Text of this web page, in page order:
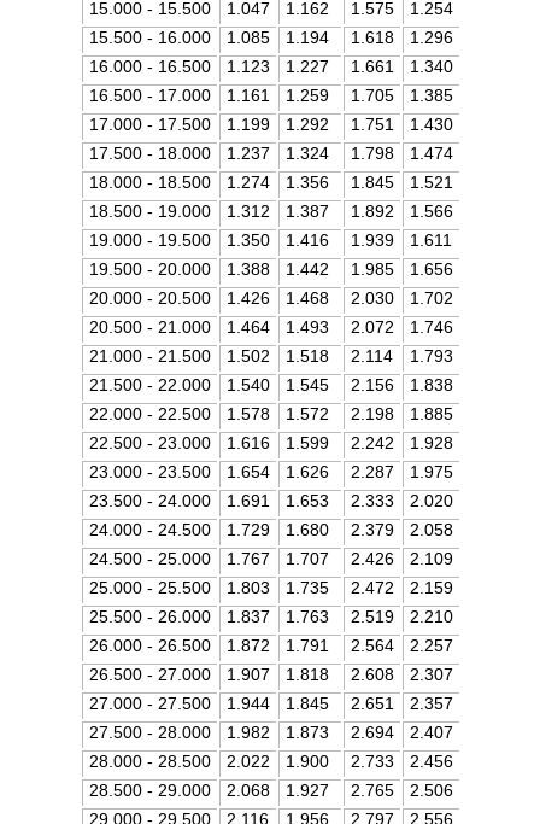
15.000 - 15.500 1.047 1.162 1.575
1.254
15.500 - 16.000
1.085 1.194 1.618
1.296
16.000 - 16.500
1.123 1.227 1.661
1.340
16.500 - 17.000
1.161 1.259 1.705
1.385
17.000 - 17.500
1.199 1.292 1.751
1.430
17.500 - 18.000
1.237 1.324 1.798
1.474
18.000 - 18.500
1.274 1.356 1.845
1.521
18.500 - 19.000
1.312 1.387 1.892
1.566
19.000 - 19.500
1.350 1.416 1.939
1.611
19.500 - 20.000
1.388 1.442 1.985
1.656
20.000 - 20.500
1.426 1.468 2.030
1.702
20.500 - 21.000
1.464 1.493 2.072
1.746
21.000 - 21.500
1.502 1.518 2.114
1.793
21.500 - 22.000
1.540 1.545 2.156
1.838
22.000 - 22.500
1.578 1.572 2.198
1.885
22.500 - 23.000
1.616 1.599 2.242
1.928
23.000 - 23.500
1.654 1.626 2.287
1.975
23.500 - 24.000
1.691 1.653 2.333
2.020
24.000 - 24.500
1.729 1.680 2.379
2.058
24.500 - 25.000
1.767 1.707 2.426
2.109
25.000 - 25.500
1.803 1.735 2.472
2.159
25.500 - 26.000
1.837 1.763 2.519
2.210
26.000 - 26.500
1.872 1.791 2.564
2.257
26.500 - 27.000
1.907 1.818 2.608
2.307
27.000 - 27.500
1.944 1.845 2.651
2.357
27.500 - 28.000
1.982 1.873 2.694
2.407
28.000 - 28.500
2.022 1.900 2.733
2.456
28.500 - 29.000
2.068 1.927 2.765
2.506
29.000 - 29.500
2.116 1.956 2.797
2.556